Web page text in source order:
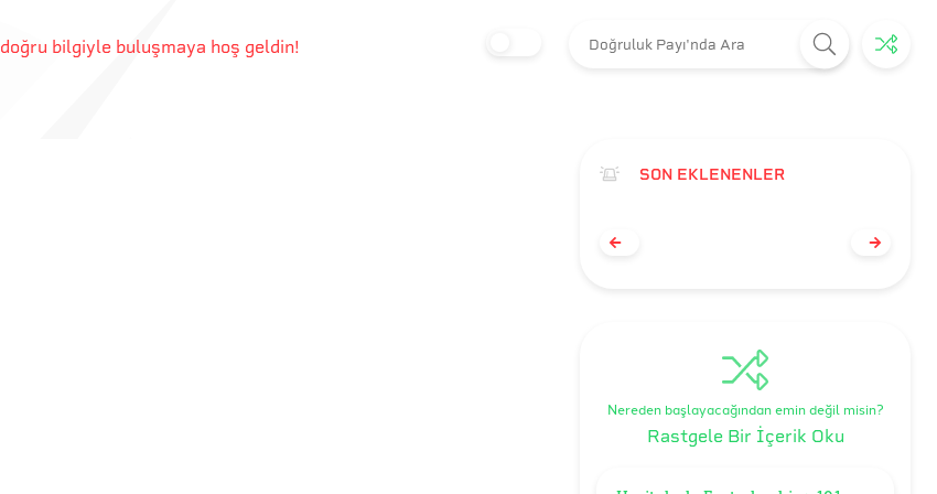
doğru bilgiyle buluşmaya hoş geldin!
SON EKLENENLER
Nereden başlayacağından emin değil misin?
Rastgele Bir İçerik Oku